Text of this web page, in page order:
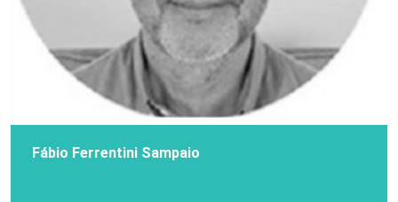
Fábio Ferrentini Sampaio